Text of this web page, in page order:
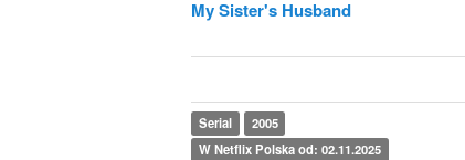
My Sister's Husband
Serial
2005
W Netflix Polska od: 02.11.2025